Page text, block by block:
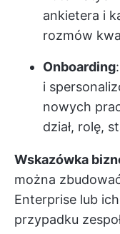
ankietera i
rozmów
Onboarding
i
nowych
dział, rolę,
Wskazówka
można
Enterprise lub
przypadku